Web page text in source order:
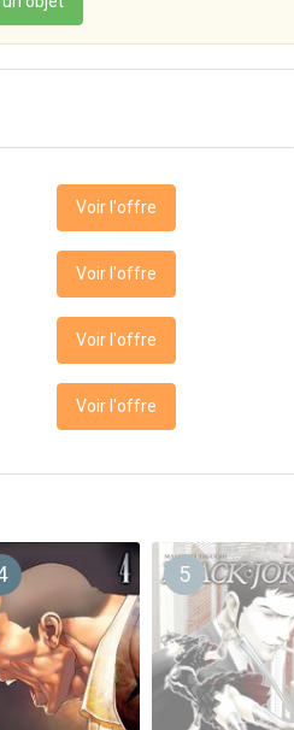
Voir l'offre
Voir l'offre
Voir l'offre
Voir l'offre
5